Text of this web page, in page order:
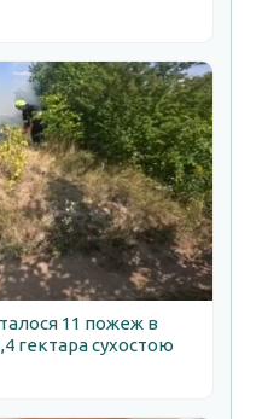
11 пожеж в
гектара сухостою